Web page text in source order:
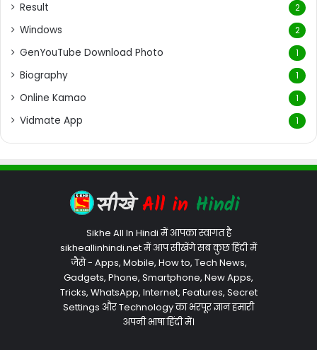
Result 2
Windows 2
GenYouTube Download Photo 1
Biography 1
Online Kamao 1
Vidmate App 1
Sikhe All In Hindi में आपका स्वागत है
sikheallinhindi.net में आप सीखेंगे सब कुछ हिंदी में
जैसे - Apps, Mobile, How to, Tech News,
Gadgets, Phone, Smartphone, New Apps,
Tricks, WhatsApp, Internet, Features, Secret
Settings और Technology का भरपूर ज्ञान हमारी
अपनी भाषा हिंदी में।